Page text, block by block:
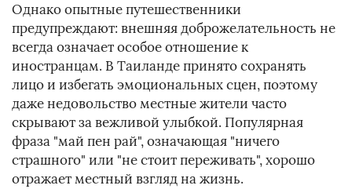
Однако опытные путешественники
предупреждают: внешняя доброжелательность не
всегда означает особое отношение к
иностранцам. В Таиланде принято сохранять
лицо и избегать эмоциональных сцен, поэтому
даже недовольство местные жители часто
скрывают за вежливой улыбкой. Популярная
фраза "май пен рай", означающая "ничего
страшного" или "не стоит переживать", хорошо
отражает местный взгляд на жизнь.